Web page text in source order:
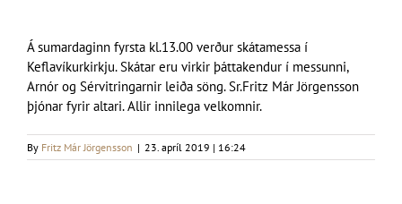
Á sumardaginn fyrsta kl.13.00 verður skátamessa í
Keflavíkurkirkju. Skátar eru virkir þáttakendur í messunni,
Arnór og Sérvitringarnir leiða söng. Sr.Fritz Már Jörgensson
þjónar fyrir altari. Allir innilega velkomnir.
By Fritz Már Jörgensson | 23. apríl 2019 | 16:24